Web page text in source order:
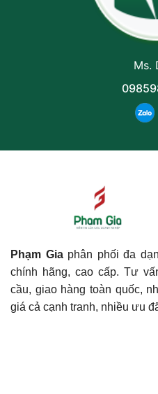
Ms.
Phạm Giaphân phối đa
chính hãng, cao cấp. Tư
cầu, giao hàng toàn quốc,
giá cả cạnh tranh, nhiều ưu